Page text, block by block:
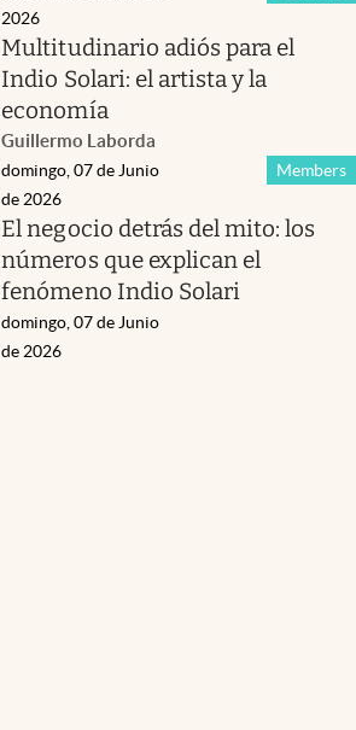
2026
Multitudinario adiós para el
Indio Solari: el artista y la
economía
Guillermo Laborda
Members
domingo, 07 de Junio
de 2026
El negocio detrás del mito: los
números que explican el
fenómeno Indio Solari
domingo, 07 de Junio
de 2026